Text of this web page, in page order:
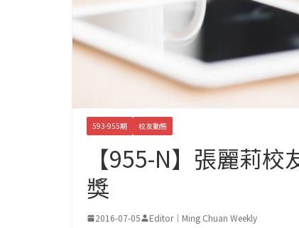
593-955期 校友動態
【955-N】張麗莉
獎
2016-07-05 Editor｜Ming Chuan Weekly